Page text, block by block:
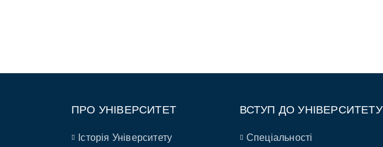
ПРО УНІВЕРСИТЕТ
Історія Університету
ВСТУП ДО УНІВЕРСИТЕТУ
Спеціальності